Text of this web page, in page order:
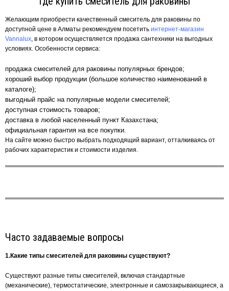
Желающим приобрести качественный смеситель для раковины по
доступной цене в Алматы рекомендуем посетить интернет-магазин
Vannalux, в котором осуществляется продажа сантехники на выгодных
условиях. Особенности сервиса:
продажа смесителей для раковины популярных брендов;
хороший выбор продукции (большое количество наименований в
каталоге);
выгодный прайс на популярные модели смесителей;
доступная стоимость товаров;
доставка в любой населенный пункт Казахстана;
официальная гарантия на все покупки.
На сайте можно быстро выбрать подходящий вариант, отталкиваясь от
рабочих характеристик и стоимости изделия.
Часто задаваемые вопросы
1.Какие типы смесителей для раковины существуют?
Существуют разные типы смесителей, включая стандартные
(механические), термостатические, электронные и самозакрывающиеся, а